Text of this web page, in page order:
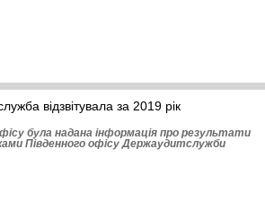
відзвітувала за 2019 рік
була надана інформація про результати
Південного офісу Держаудитслужби